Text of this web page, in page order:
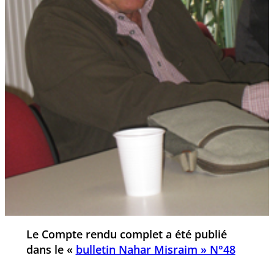
Le Compte rendu complet a été publié
dans le « bulletin Nahar Misraim » N°48